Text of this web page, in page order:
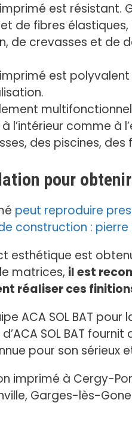
est résistant.
de fibres
de crevasses et de
est
l’intérieur comme à
des piscines,
pour
peut reproduire
construction :
esthétique est
matrices, il est
réaliser ces
ACA SOL BAT
d’ACA SOL BAT
pour son sérieux
imprimé à Cergy-
Garges-lès-